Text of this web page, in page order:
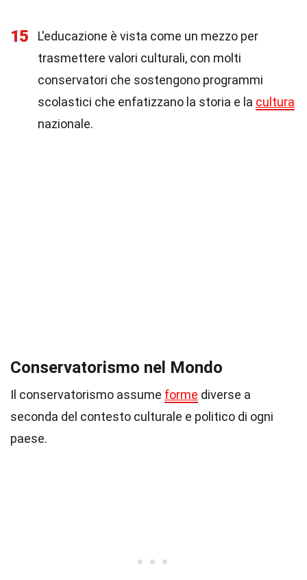
15
L'educazione è vista come un mezzo per
trasmettere valori culturali, con molti
conservatori che sostengono programmi
scolastici che enfatizzano la storia e la cultura
nazionale.
Conservatorismo nel Mondo
Il conservatorismo assume forme diverse a
seconda del contesto culturale e politico di ogni
paese.